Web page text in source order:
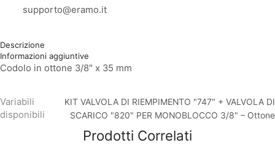
supporto@eramo.it
Descrizione
Informazioni aggiuntive
Codolo in ottone 3/8″ x 35 mm
Variabili
disponibili
KIT VALVOLA DI RIEMPIMENTO "747" + VALVOLA DI
SCARICO "820" PER MONOBLOCCO 3/8" – Ottone
Prodotti Correlati